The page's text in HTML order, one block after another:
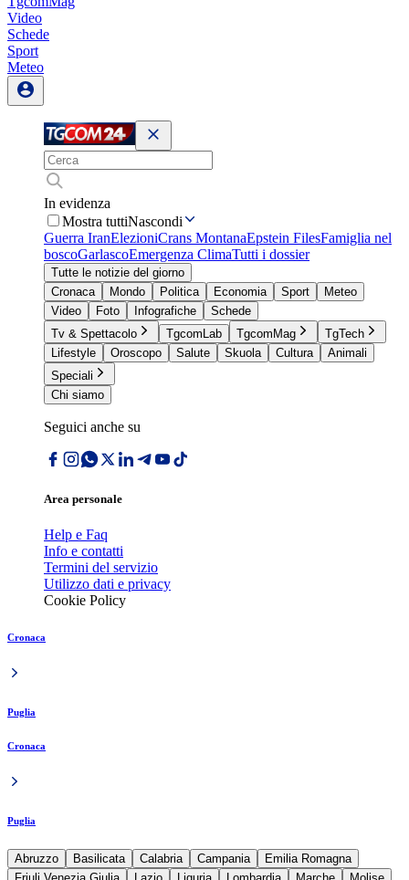
Video
Schede
Sport
Meteo
In evidenza
Mostra tuttiNascondi
Guerra IranElezioniCrans MontanaEpstein FilesFamiglia nel
boscoGarlascoEmergenza ClimaTutti i dossier
Tutte le notizie del giorno
Cronaca
Mondo Politica Economia Sport
Meteo
Video
Foto Infografiche
Schede
Tv & Spettacolo
TgcomLab TgcomMag
TgTech
Lifestyle
Oroscopo Salute Skuola Cultura
Animali
Speciali
Chi siamo
Seguici anche su
Area personale
Help e Faq
Info e contatti
Termini del servizio
Utilizzo dati e privacy
Cookie Policy
Cronaca
Puglia
Cronaca
Puglia
Abruzzo Basilicata Calabria Campania
Emilia Romagna